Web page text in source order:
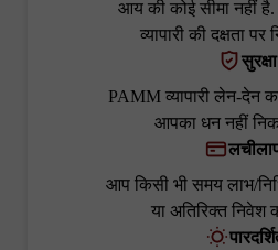
आय की कोई सीमा नहीं
व्यापारी की दक्षता पर
सुरक्षा
PAMM व्यापारी लेन-देन
आपका धन नहीं
आप किसी भी समय लाभ/
या अतिरिक्त